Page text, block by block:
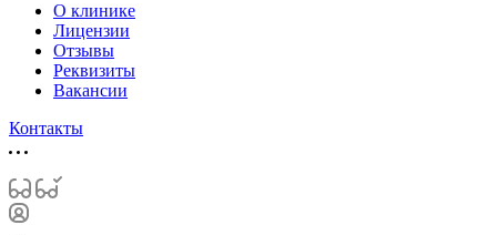
О клинике
Лицензии
Отзывы
Реквизиты
Вакансии
Контакты